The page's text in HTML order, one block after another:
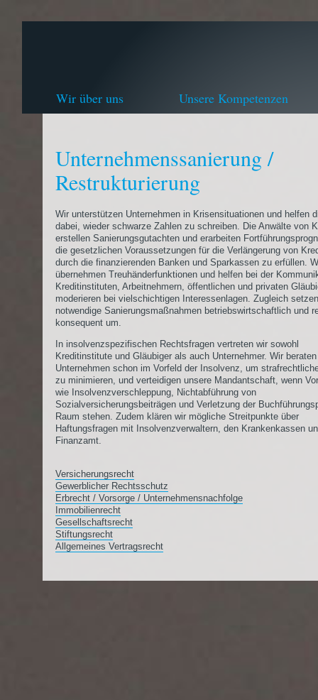
Wir über uns Unsere Kompetenzen
Unternehmenssanierung /
Restrukturierung
Wir unterstützen Unternehmen in Krisensituationen und helfen
dabei, wieder schwarze Zahlen zu schreiben. Die Anwälte von
erstellen Sanierungsgutachten und erarbeiten
die gesetzlichen Voraussetzungen für die Verlängerung von
durch die finanzierenden Banken und Sparkassen zu erfüllen.
übernehmen Treuhänderfunktionen und helfen bei der
Kreditinstituten, Arbeitnehmern, öffentlichen und privaten
moderieren bei vielschichtigen Interessenlagen. Zugleich
notwendige Sanierungsmaßnahmen betriebswirtschaftlich und
konsequent um.
In insolvenzspezifischen Rechtsfragen vertreten wir sowohl
Kreditinstitute und Gläubiger als auch Unternehmer. Wir beraten
Unternehmen schon im Vorfeld der Insolvenz, um
zu minimieren, und verteidigen unsere Mandantschaft, wenn
wie Insolvenzverschleppung, Nichtabführung von
Sozialversicherungsbeiträgen und Verletzung der
Raum stehen. Zudem klären wir mögliche Streitpunkte über
Haftungsfragen mit Insolvenzverwaltern, den Krankenkassen
Finanzamt.
Versicherungsrecht
Gewerblicher Rechtsschutz
Erbrecht / Vorsorge / Unternehmensnachfolge
Immobilienrecht
Gesellschaftsrecht
Stiftungsrecht
Allgemeines Vertragsrecht